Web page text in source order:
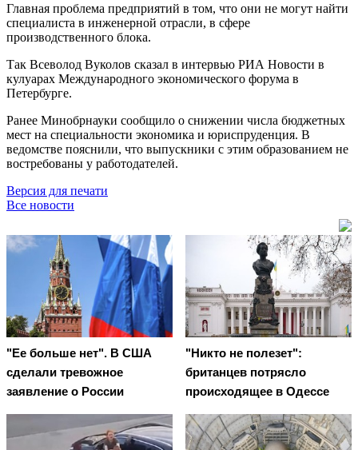
Главная проблема предприятий в том, что они не могут найти
специалиста в инженерной отрасли, в сфере
производственного блока.
Так Всеволод Вуколов сказал в интервью РИА Новости в
кулуарах Международного экономического форума в
Петербурге.
Ранее Минобрнауки сообщило о снижении числа бюджетных
мест на специальности экономика и юриспруденция. В
ведомстве пояснили, что выпускники с этим образованием не
востребованы у работодателей.
Версия для печати
Все новости
"Ее больше нет". В США
сделали тревожное
заявление о России
"Никто не полезет":
британцев потрясло
происходящее в Одессе